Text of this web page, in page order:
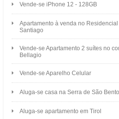
Vende-se iPhone 12 - 128GB
Apartamento à venda no Residencial
Santiago
Vende-se Apartamento 2 suítes no
Bellagio
Vende-se Aparelho Celular
Aluga-se casa na Serra de São Bento
Aluga-se apartamento em Tirol